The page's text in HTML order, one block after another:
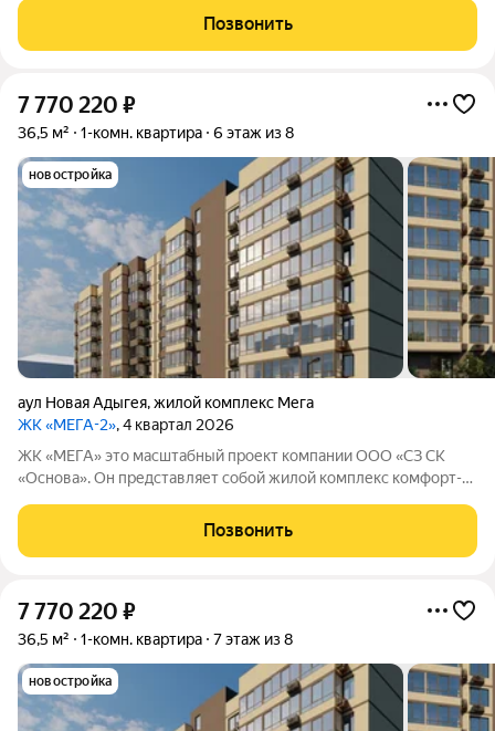
Позвонить
7 770 220 ₽
36,5 м² 1-комн. квартира 6 этаж из 8
новостройка
аул Новая Адыгея,жилой комплекс Мега
ЖК «МЕГА-2», 4 квартал 2026
ЖК «МЕГА» это масштабный проект компании ООО «СЗ СК
«Основа». Он представляет собой жилой комплекс комфорт-
Позвонить
7 770 220 ₽
36,5 м² 1-комн. квартира 7 этаж из 8
новостройка